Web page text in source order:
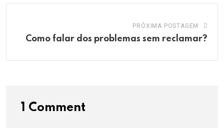
PRÓXIMA POSTAGEM
Como falar dos problemas sem reclamar?
1 Comment